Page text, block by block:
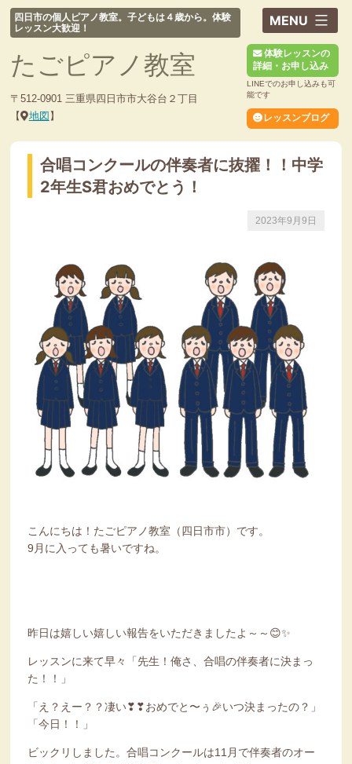
コ
ン
ン
ツ
へ
ス
ッ
四日市の個人ピアノ教室。子どもは４歳から。体験
レッスン大歓迎！
たごピアノ教室
〒512-0901 三重県四日市市大谷台２丁目
【
地図 】
体験レッスンの
詳細・お申し込み
LINEでのお申し込みも可
能です
レッスンブログ
合唱コンクールの伴奏者に抜擢！！中学
2年生S君おめでとう！
2023年9月9日
こんにちは！たごピアノ教室（四日市市）です。
9月に入っても暑いですね。
昨日は嬉しい嬉しい報告をいただきましたよ～～😊✨
レッスンに来て早々「先生！俺さ、合唱の伴奏者に決まっ
た！！」
「え？えー？？凄い❣❣おめでと〜ぅ🎉いつ決まったの？」
「今日！！」
ビックリしました。合唱コンクールは11月で伴奏者のオー